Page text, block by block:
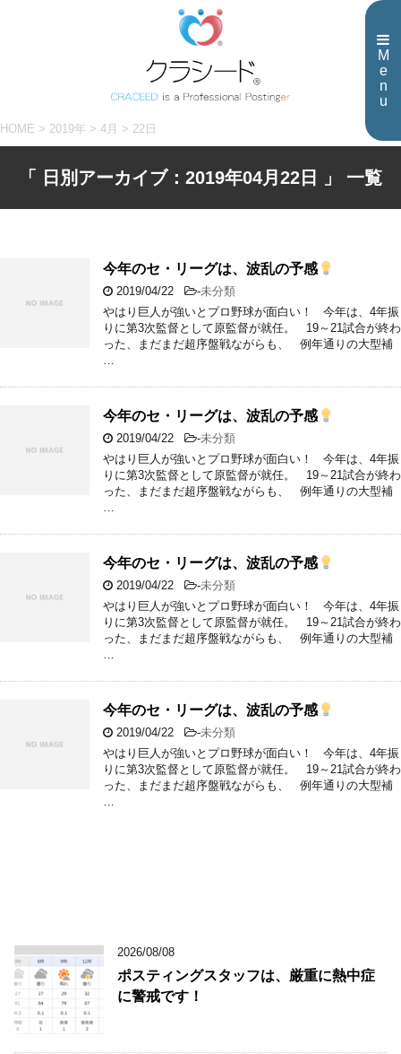
M
e
n
u
HOME > 2019年 > 4月 > 22日
「 日別アーカイブ：2019年04月22日 」 一覧
今年のセ・リーグは、波乱の予感
2019/04/22 -未分類
やはり巨人が強いとプロ野球が面白い！ 今年は、4年振
りに第3次監督として原監督が就任。 19～21試合が終わ
った、まだまだ超序盤戦ながらも、 例年通りの大型補
…
今年のセ・リーグは、波乱の予感
2019/04/22 -未分類
やはり巨人が強いとプロ野球が面白い！ 今年は、4年振
りに第3次監督として原監督が就任。 19～21試合が終わ
った、まだまだ超序盤戦ながらも、 例年通りの大型補
…
今年のセ・リーグは、波乱の予感
2019/04/22 -未分類
やはり巨人が強いとプロ野球が面白い！ 今年は、4年振
りに第3次監督として原監督が就任。 19～21試合が終わ
った、まだまだ超序盤戦ながらも、 例年通りの大型補
…
今年のセ・リーグは、波乱の予感
2019/04/22 -未分類
やはり巨人が強いとプロ野球が面白い！ 今年は、4年振
りに第3次監督として原監督が就任。 19～21試合が終わ
った、まだまだ超序盤戦ながらも、 例年通りの大型補
…
2026/08/08
ポスティングスタッフは、厳重に熱中症
に警戒です！